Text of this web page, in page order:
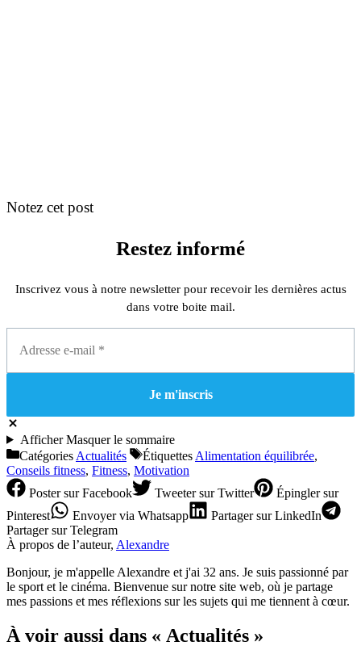
Notez cet post
Restez informé
Inscrivez vous à notre newsletter pour recevoir les dernières actus
dans votre boite mail.
AfficherMasquerle sommaire
Catégories Actualités Étiquettes Alimentation équilibrée,
Conseils fitness, Fitness, Motivation
Postersur Facebook Tweetersur Twitter Épinglersur
Pinterest
Envoyervia Whatsapp Partagersur LinkedIn
Partagersur Telegram
À propos de l’auteur, Alexandre
Bonjour, je m'appelle Alexandre et j'ai 32 ans. Je suis passionné par
le sport et le cinéma. Bienvenue sur notre site web, où je partage
mes passions et mes réflexions sur les sujets qui me tiennent à cœur.
À voir aussi dans « Actualités »